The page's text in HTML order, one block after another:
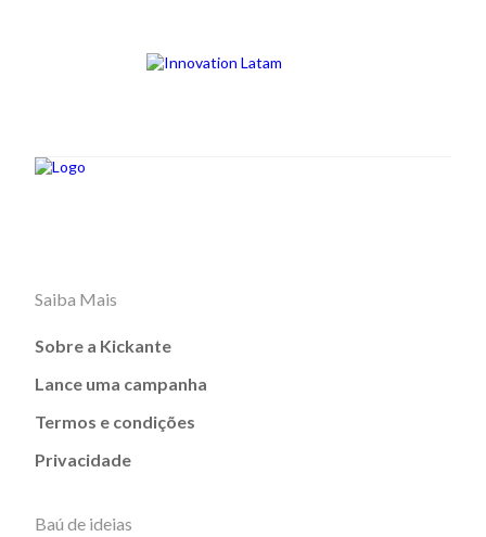
Saiba Mais
Sobre a Kickante
Lance uma campanha
Termos e condições
Privacidade
Baú de ideias